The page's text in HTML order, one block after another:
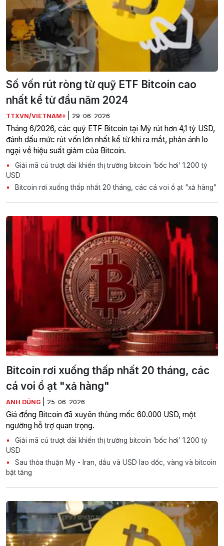
Số vốn rút ròng từ quỹ ETF Bitcoin cao
nhất kể từ đầu năm 2024
TTXVN/VIETNAM+ 29-06-2026
Tháng 6/2026, các quỹ ETF Bitcoin tại Mỹ rút hơn 4,1 tỷ USD,
đánh dấu mức rút vốn lớn nhất kể từ khi ra mắt, phản ánh lo
ngại về hiệu suất giảm của Bitcoin.
Giải mã cú trượt dài khiến thị trường bitcoin 'bốc hơi' 1.200 tỷ
USD
Bitcoin rơi xuống thấp nhất 20 tháng, các cá voi ồ ạt "xả hàng"
Bitcoin rơi xuống thấp nhất 20 tháng, các
cá voi ồ ạt "xả hàng"
ANH DŨNG 25-06-2026
Giá đồng Bitcoin đã xuyên thủng mốc 60.000 USD, một
ngưỡng hỗ trợ quan trọng.
Giải mã cú trượt dài khiến thị trường bitcoin 'bốc hơi' 1.200 tỷ
USD
Sau thỏa thuận Mỹ - Iran, dầu và USD lao dốc, vàng và bitcoin
bật tăng